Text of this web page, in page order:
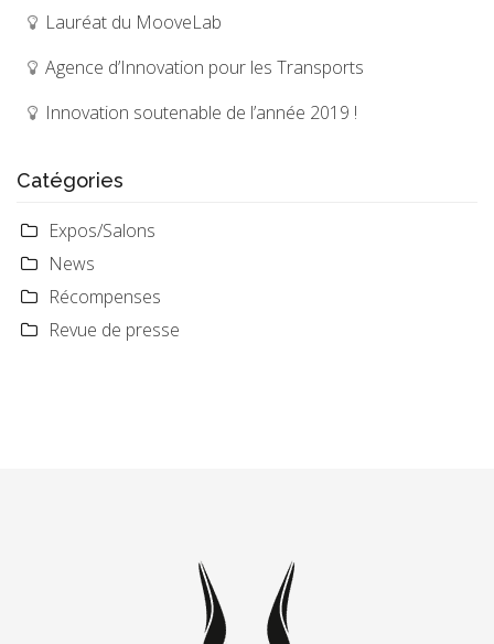
Lauréat du MooveLab
Agence d’Innovation pour les Transports
Innovation soutenable de l’année 2019 !
Catégories
Expos/Salons
News
Récompenses
Revue de presse